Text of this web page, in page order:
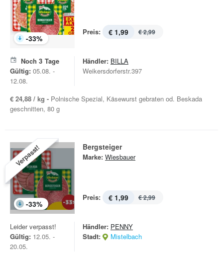
-33%
Preis: € 1,99 € 2,99
Noch 3 Tage
Gültig: 05.08. -
12.08.
Händler: BILLA
Weikersdorferstr.397
€ 24,88 / kg - Polnische Spezial, Käsewurst gebraten od. Beskada
geschnitten, 80 g
Verpasst!
-33%
Bergsteiger
Marke: Wiesbauer
Preis: € 1,99 € 2,99
Leider verpasst!
Gültig: 12.05. -
20.05.
Händler: PENNY
Stadt:
Mistelbach